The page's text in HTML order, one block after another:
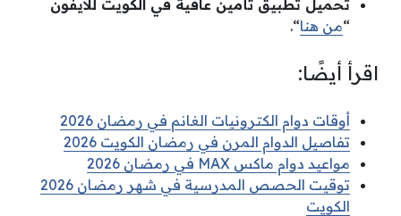
تحميل تطبيق تأمين عافية في الكويت للآيفون
“من هنا“.
اقرأ أيضًا:
أوقات دوام الكترونيات الغانم في رمضان 2026
تفاصيل الدوام المرن في رمضان الكويت 2026
مواعيد دوام ماكس MAX في رمضان 2026
توقيت الحصص المدرسية في شهر رمضان 2026
الكويت